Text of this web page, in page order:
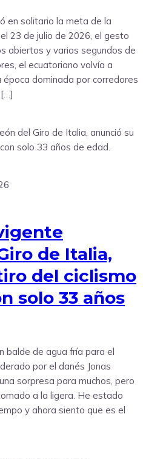
en solitario la meta de la
23 de julio de 2026, el gesto
abiertos y varios segundos de
el ecuatoriano volvía a
dominada por corredores
de Italia,
del ciclismo
solo 33 años
balde de agua fría para el
por el danés Jonas
sorpresa para muchos, pero
a la ligera. He estado
y ahora siento que es el